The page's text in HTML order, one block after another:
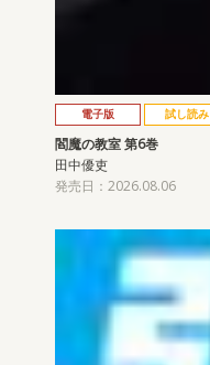
電子版 試し読み
閻魔の教室 第6巻
田中優吏
発売日：2026.08.06